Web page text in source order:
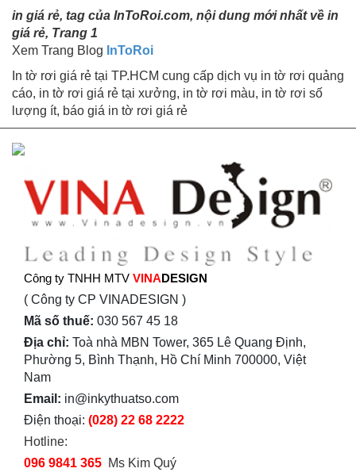
in giá rẻ, tag của InToRoi.com, nội dung mới nhất về in
giá rẻ, Trang 1
Xem Trang Blog InToRoi
In tờ rơi giá rẻ tại TP.HCM cung cấp dịch vụ in tờ rơi quảng
cáo, in tờ rơi giá rẻ tại xưởng, in tờ rơi màu, in tờ rơi số
lượng ít, báo giá in tờ rơi giá rẻ
Công ty TNHH MTV VINADESIGN
( Công ty CP VINADESIGN )
Mã số thuế: 030 567 45 18
Địa chỉ: Toà nhà MBN Tower, 365 Lê Quang Định,
Phường 5, Bình Thạnh, Hồ Chí Minh 700000, Việt
Nam
Email: in@inkythuatso.com
Điện thoại: (028) 22 68 2222
Hotline:
096 9841 365 Ms Kim Quý